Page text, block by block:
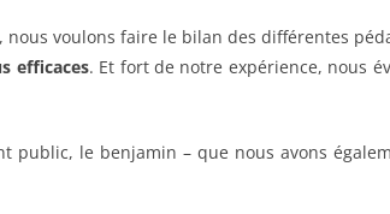
voulons faire le bilan des différentes
efficaces. Et fort de notre expérience, nous
public, le benjamin – que nous avons